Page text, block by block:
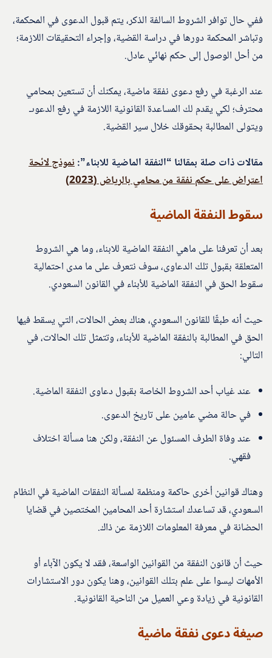
ففي حال توافر الشروط السالفة الذكر، يتم قبول الدعوى في المحكمة،
وتباشر المحكمة دورها في دراسة القضية، وإجراء التحقيقات اللازمة؛
من أحل الوصول إلى حكم نهائي عادل.
عند الرغبة في رفع دعوى نفقة ماضية، يمكنك أن تستعين بمحامي
محترف؛ لكي يقدم لك المساعدة القانونية اللازمة في رفع الدعوىـ
ويتولى المطالبة بحقوقك خلال سير القضية.
مقالات ذات صلة بمقالنا “النفقة الماضية للابناء”:نموذج لائحة
اعتراض على حكم نفقة من محامي بالرياض (2023)
سقوط النفقة الماضية
بعد أن تعرفنا على ماهي النفقة الماضية للابناء، وما هي الشروط
المتعلقة بقبول تلك الدعاوى، سوف نتعرف على ما مدى احتمالية
سقوط الحق في النفقة الماضية للأبناء في القانون السعودي.
حيث أنه طبقًا للقانون السعودي، هناك بعض الحالات، التي يسقط فيها
الحق في المطالبة بالنفقة الماضية للأبناء، وتتمثل تلك الحالات، في
التالي:
عند غياب أحد الشروط الخاصة بقبول دعاوى النفقة الماضية.
في حالة مضي عامين على تاريخ الدعوى.
عند وفاة الطرف المسئول عن النفقة، ولكن هنا مسألة اختلاف
فقهي.
وهناك قوانين أخرى حاكمة ومنظمة لمسألة النفقات الماضية في النظام
السعودي، قد تساعدك استشارة أحد المحامين المختصين في قضايا
الحضانة في معرفة المعلومات اللازمة عن ذاك.
حيث أن قانون النفقة من القوانين الواسعة، فقد لا يكون الآباء أو
الأمهات ليسوا على علم بتلك القوانين، وهنا يكون دور الاستشارات
القانونية في زيادة وعي العميل من الناحية القانونية.
صيغة دعوى نفقة ماضية